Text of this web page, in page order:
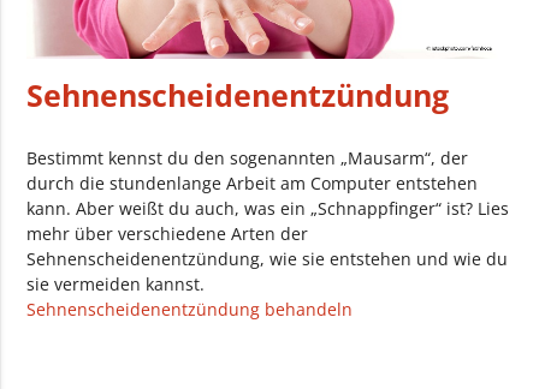
Sehnenscheidenentzündung
Bestimmt kennst du den sogenannten „Mausarm“, der
durch die stundenlange Arbeit am Computer entstehen
kann. Aber weißt du auch, was ein „Schnappfinger“ ist? Lies
mehr über verschiedene Arten der
Sehnenscheidenentzündung, wie sie entstehen und wie du
sie vermeiden kannst.
Sehnenscheidenentzündung behandeln